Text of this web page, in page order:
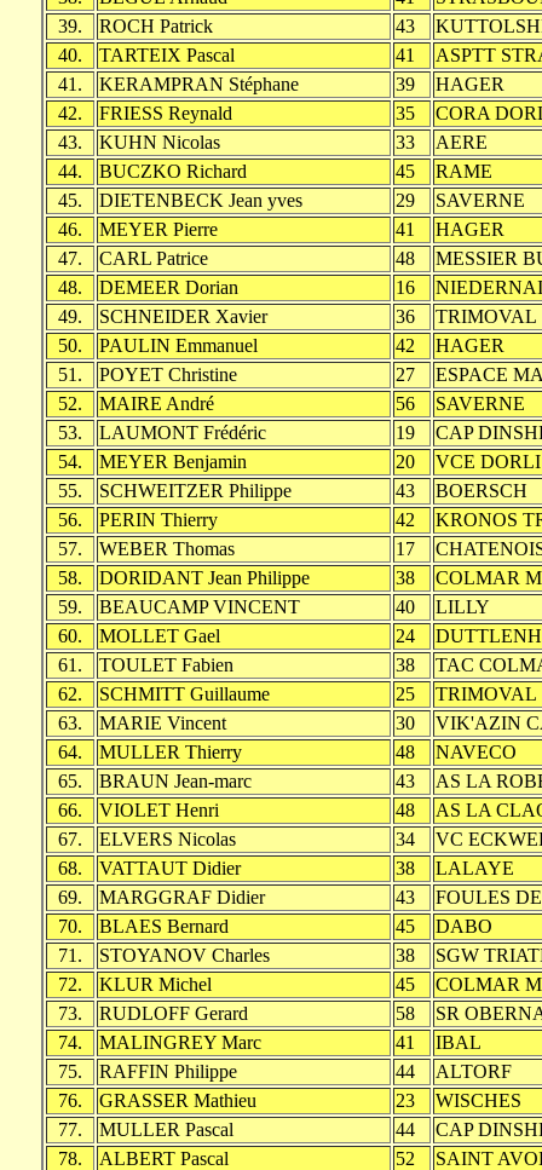
39.
ROCH Patrick 43
40.
TARTEIX Pascal 41
ASPTT
41.
KERAMPRAN Stéphane 39
HAGER
42.
FRIESS Reynald 35
CORA
43.
KUHN Nicolas 33
AERE
44.
BUCZKO Richard 45
RAME
45.
DIETENBECK Jean yves 29
SAVERNE
46.
MEYER Pierre 41
HAGER
47.
CARL Patrice 48
MESSIER
48.
DEMEER Dorian 16
NIEDERNAI
49.
SCHNEIDER Xavier 36
TRIMOVAL
50.
PAULIN Emmanuel 42
HAGER
51.
POYET Christine 27
ESPACE
52.
MAIRE André 56
SAVERNE
53.
LAUMONT Frédéric 19
CAP
54.
MEYER Benjamin 20
VCE
55.
SCHWEITZER Philippe 43
BOERSCH
56.
PERIN Thierry 42
KRONOS
57.
WEBER Thomas 17
58.
DORIDANT Jean Philippe 38
COLMAR
59.
BEAUCAMP VINCENT 40
LILLY
60.
MOLLET Gael 24
61.
TOULET Fabien 38
TAC
62.
SCHMITT Guillaume 25
TRIMOVAL
63.
MARIE Vincent 30
VIK'AZIN
64.
MULLER Thierry 48
NAVECO
65.
BRAUN Jean-marc 43
AS LA
66.
VIOLET Henri 48
AS LA
67.
ELVERS Nicolas 34
VC
68.
VATTAUT Didier 38
LALAYE
69.
MARGGRAF Didier 43
FOULES
70.
BLAES Bernard 45
DABO
71.
STOYANOV Charles 38
SGW
72.
KLUR Michel 45
COLMAR
73.
RUDLOFF Gerard 58
SR
74.
MALINGREY Marc 41
IBAL
75.
RAFFIN Philippe 44
ALTORF
76.
GRASSER Mathieu 23
WISCHES
77.
MULLER Pascal 44
CAP
78.
ALBERT Pascal 52
SAINT